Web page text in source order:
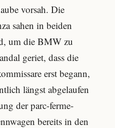
vorsah. Die
sahen in beiden
um die BMW zu
geriet, dass die
erst begann,
längst abgelaufen
der parc-ferme-
bereits in den